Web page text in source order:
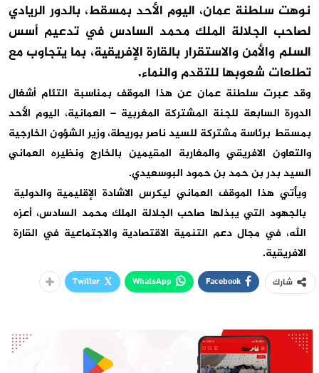
نوهت سلطنة عمان، اليوم الأحد بمسقط، بالدور الريادي
لصاحب الجلالة الملك محمد السادس في تدعيم أسس
السلم والأمن والاستقرار بالقارة الإفريقية، بما يتجاوب مع
تطلعات شعوبها للتقدم والنماء.
وقد عبرت سلطنة عمان عن هذا الموقف بمناسبة التئام أشغال
الدورة السابعة للجنة المشتركة المغربية – العمانية، اليوم الأحد
بمسقط برئاسة مشتركة للسيد ناصر بوريطة، وزير الشؤون الخارجية
والتعاون الافريقي والمغاربة المقيمين بالخارج ونظيره العماني
السيد بدر بن حمد بن حمود البوسعيدي.
ويأتي هذا الموقف العماني ليكرس الاشادة الإقليمية والدولية
بالجهود التي يبذلها صاحب الجلالة الملك محمد السادس، أعزه
الله، في مجال دعم التنمية الاقتصادية والاجتماعية في القارة
الافريقية.
شارك Facebook
WhatsApp
Twitter